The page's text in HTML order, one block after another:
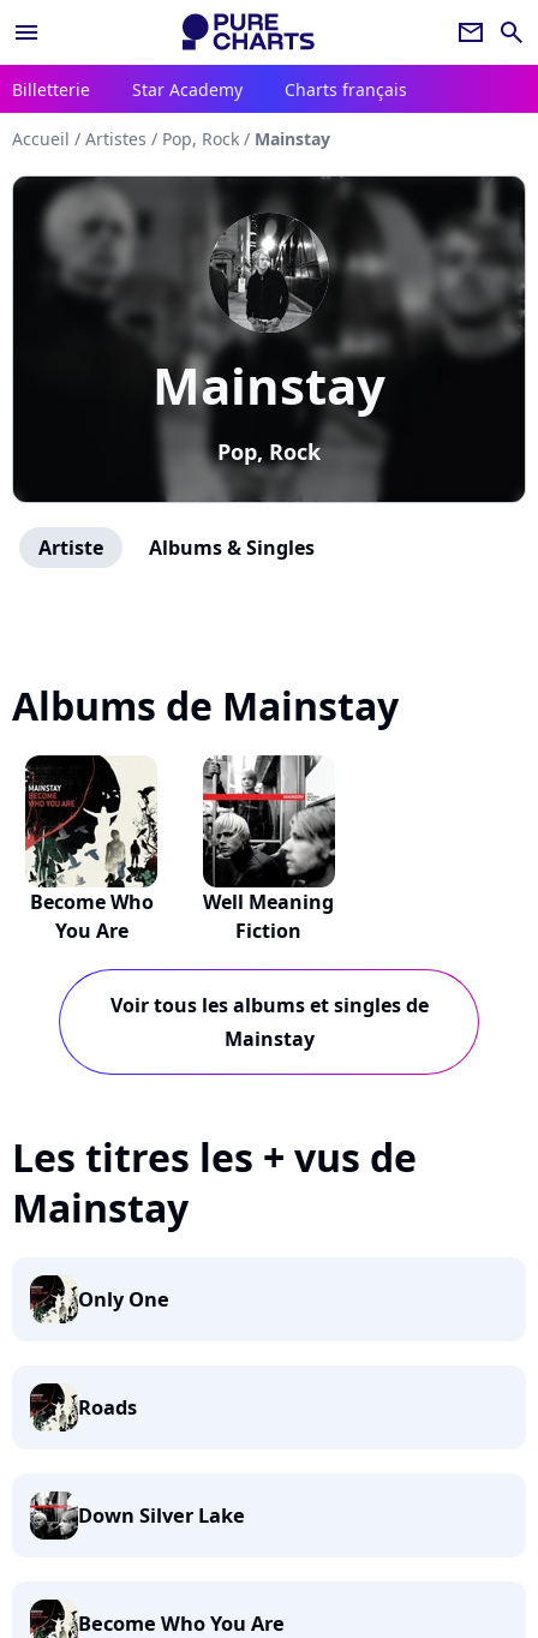
menu newsletter search
Billetterie Star Academy Charts français
Accueil / Artistes / Pop, Rock / Mainstay
Mainstay
Pop, Rock
Artiste Albums & Singles
Albums de Mainstay
Become Who
You Are
Well Meaning
Fiction
Voir tous les albums et singles de
Mainstay
Les titres les + vus de
Mainstay
Only One
Roads
Down Silver Lake
Become Who You Are